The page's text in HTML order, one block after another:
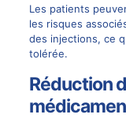
Les patients
les risques
des injections, ce
tolérée.
Réduction